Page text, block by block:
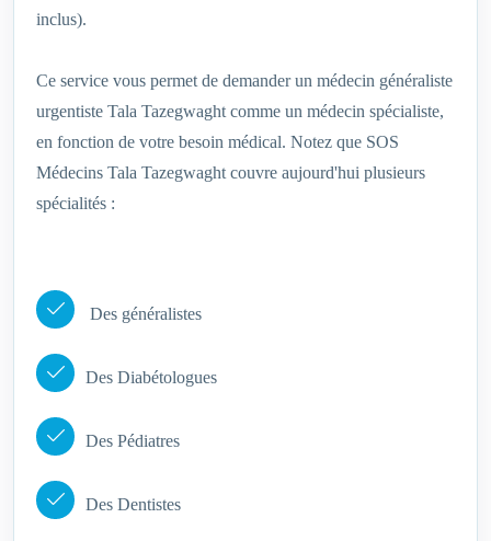
inclus).
Ce service vous permet de demander un médecin généraliste
urgentiste Tala Tazegwaght‎ comme un médecin spécialiste,
en fonction de votre besoin médical. Notez que SOS
Médecins Tala Tazegwaght‎ couvre aujourd'hui plusieurs
spécialités :
Des généralistes
Des Diabétologues
Des Pédiatres
Des Dentistes